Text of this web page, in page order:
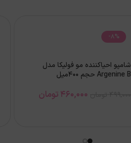
-8%
شامپو احیاکننده مو فولیکا مدل
Argenine B حجم 400میل
460,000تومان